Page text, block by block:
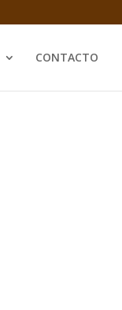
CONTACTO